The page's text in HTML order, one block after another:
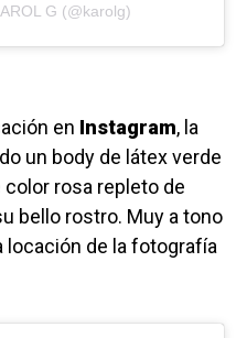
G (@karolg)
en Instagram, la
un body de látex verde
rosa repleto de
bello rostro. Muy a tono
locación de la fotografía